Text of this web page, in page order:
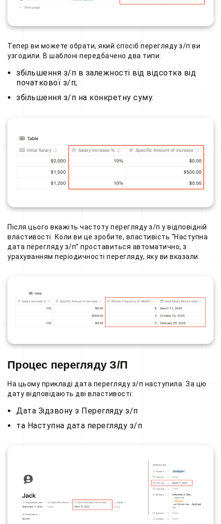
Тепер ви можете обрати, який спосіб перегляду з/п ви
узгодили. В шаблоні передбачено два типи:
збільшення з/п в залежності від відсотка від
початкової з/п;
збільшення з/п на конкретну суму.
Після цього вкажіть частоту перегляду з/п у відповідній
властивості. Коли ви це зробите, властивість “Наступна
дата перегляду з/п” проставиться автоматично, з
урахуванням періодичності перегляду, яку ви вказали.
Процес перегляду З/П
На цьому прикладі дата перегляду з/п наступила. За цю
дату відповідають дві властивості:
Дата Зідзвону з Перегляду з/п
та Наступна дата перегляду з/п